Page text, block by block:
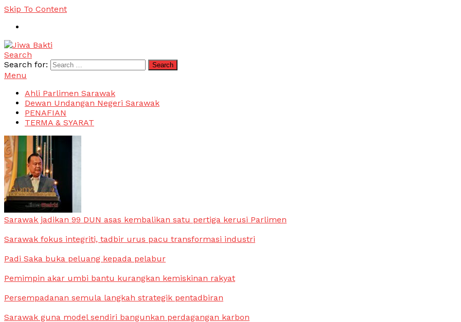
Skip To Content
Jiwa Bakti
Suara PBB Sarawak
Search
Search for:
Menu
Ahli Parlimen Sarawak
Dewan Undangan Negeri Sarawak
PENAFIAN
TERMA & SYARAT
Sarawak jadikan 99 DUN asas kembalikan satu pertiga kerusi Parlimen
Sarawak fokus integriti, tadbir urus pacu transformasi industri
Padi Saka buka peluang kepada pelabur
Pemimpin akar umbi bantu kurangkan kemiskinan rakyat
Persempadanan semula langkah strategik pentadbiran
Sarawak guna model sendiri bangunkan perdagangan karbon